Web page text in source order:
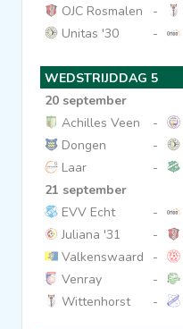
OJC Rosmalen
-
Unitas '30
-
WEDSTRIJDDAG 5
20 september
Achilles Veen
-
Dongen
-
Laar
-
21 september
EVV Echt
-
Juliana '31
-
Valkenswaard
-
Venray
-
Wittenhorst
-